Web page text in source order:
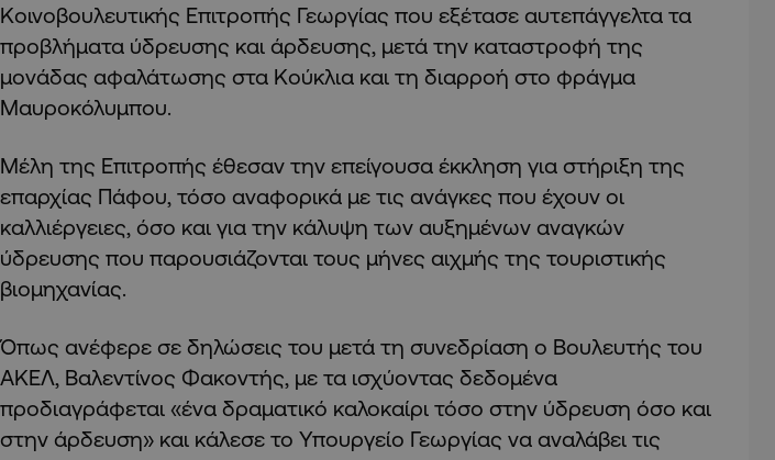
Κοινοβουλευτικής Επιτροπής Γεωργίας που εξέτασε αυτεπάγγελτα τα
προβλήματα ύδρευσης και άρδευσης, μετά την καταστροφή της
μονάδας αφαλάτωσης στα Κούκλια και τη διαρροή στο φράγμα
Μαυροκόλυμπου.
Μέλη της Επιτροπής έθεσαν την επείγουσα έκκληση για στήριξη της
επαρχίας Πάφου, τόσο αναφορικά με τις ανάγκες που έχουν οι
καλλιέργειες, όσο και για την κάλυψη των αυξημένων αναγκών
ύδρευσης που παρουσιάζονται τους μήνες αιχμής της τουριστικής
βιομηχανίας.
Όπως ανέφερε σε δηλώσεις του μετά τη συνεδρίαση ο Βουλευτής του
ΑΚΕΛ, Βαλεντίνος Φακοντής, με τα ισχύοντας δεδομένα
προδιαγράφεται «ένα δραματικό καλοκαίρι τόσο στην ύδρευση όσο και
στην άρδευση» και κάλεσε το Υπουργείο Γεωργίας να αναλάβει τις